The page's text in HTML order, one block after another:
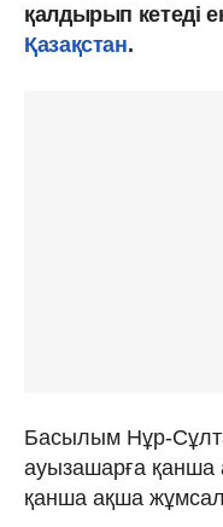
қалдырып кетеді
Қазақстан.
Басылым Нұр-
ауызашарға қанша
қанша ақша